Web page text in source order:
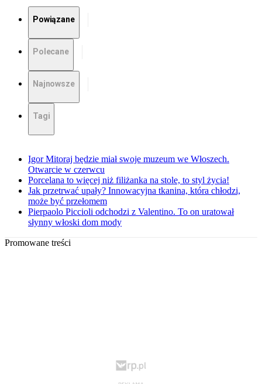
Powiązane
Polecane
Najnowsze
Tagi
Igor Mitoraj będzie miał swoje muzeum we Włoszech.
Otwarcie w czerwcu
Porcelana to więcej niż filiżanka na stole, to styl życia!
Jak przetrwać upały? Innowacyjna tkanina, która chłodzi,
może być przełomem
Pierpaolo Piccioli odchodzi z Valentino. To on uratował
słynny włoski dom mody
Promowane treści